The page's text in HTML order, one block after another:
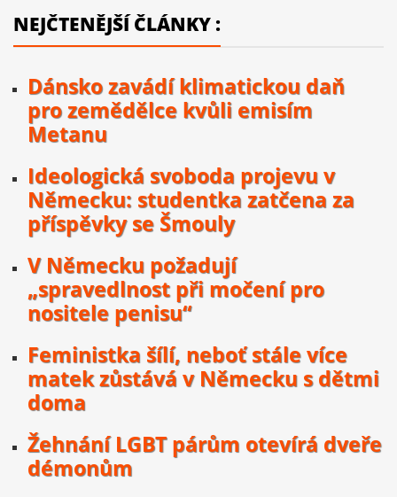
NEJČTENĚJŠÍ ČLÁNKY :
Dánsko zavádí klimatickou daň
pro zemědělce kvůli emisím
Metanu
Ideologická svoboda projevu v
Německu: studentka zatčena za
příspěvky se Šmouly
V Německu požadují
„spravedlnost při močení pro
nositele penisu“
Feministka šílí, neboť stále více
matek zůstává v Německu s dětmi
doma
Žehnání LGBT párům otevírá dveře
démonům